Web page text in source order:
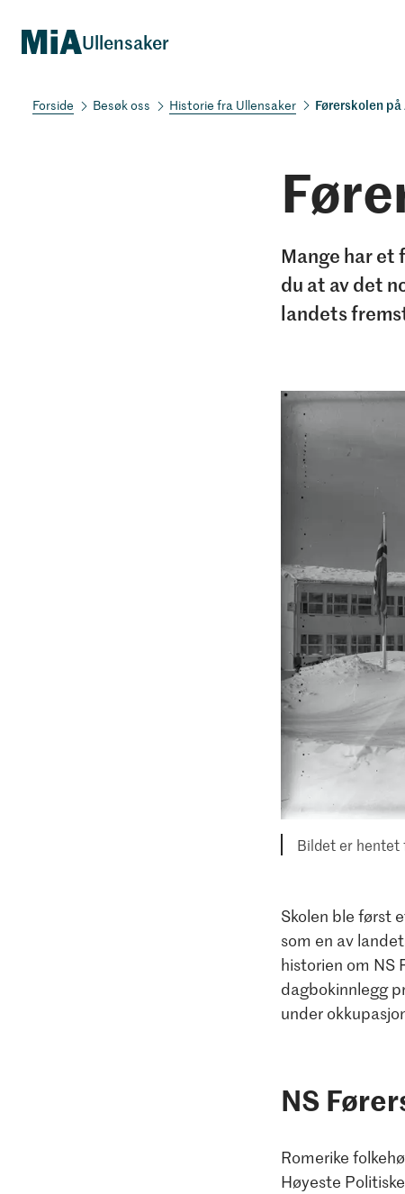
Ullensaker
Besøk oss Historie fra Ullensaker Førerskolen på
Mange har et
du at av det
landets
Bildet er hentet
Skolen ble først
som en av
historien om NS
dagbokinnlegg
under
NS
Romerike
Høyeste